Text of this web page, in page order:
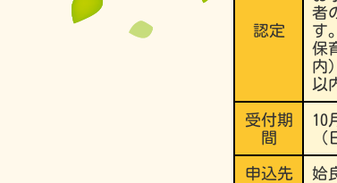
認定
者
す。
保
内
以
受付期
間
10
申込先 姶